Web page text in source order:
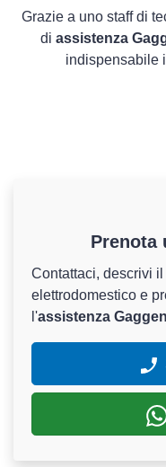
Grazie a uno staff di
di assistenza
indispensabile
Prenota
Contattaci, descrivi
elettrodomestico e
l'assistenza